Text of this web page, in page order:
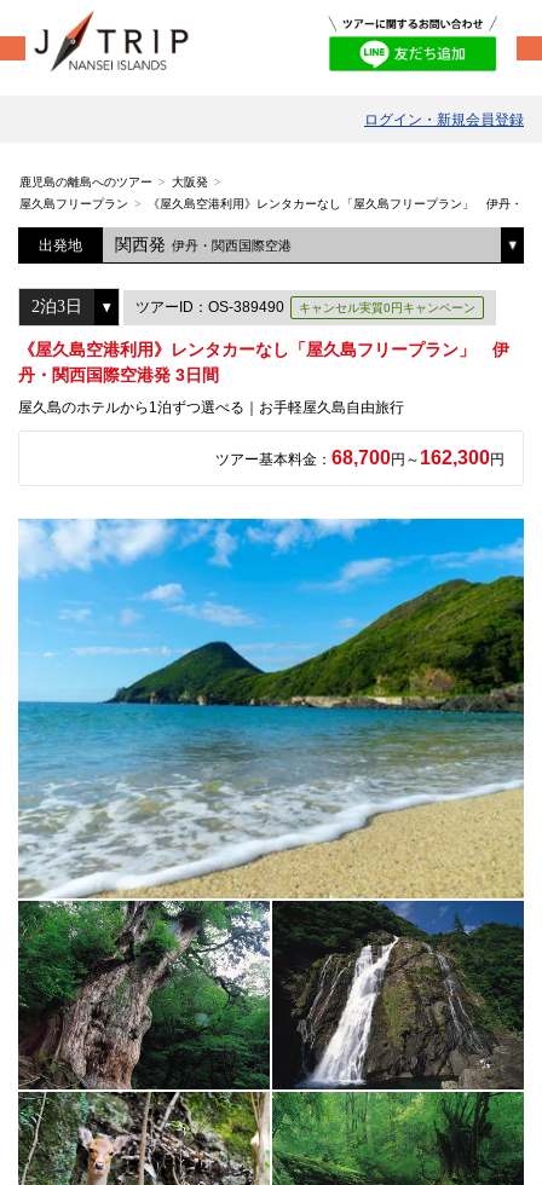
ログイン・新規会員登録
鹿児島の離島へのツアー
大阪発
屋久島フリープラン
《屋久島空港利用》レンタカーなし「屋久島フリープラン」 伊丹・関
出発地 関西発 伊丹・関西国際空港
ツアーID：OS-389490 キャンセル実質0円キャンペーン
《屋久島空港利用》レンタカーなし「屋久島フリープラン」 伊
丹・関西国際空港発 3日間
屋久島のホテルから1泊ずつ選べる｜お手軽屋久島自由旅行
ツアー基本料金： 68,700円～ 162,300円